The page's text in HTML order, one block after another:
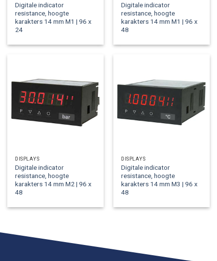
Digitale indicator
resistance, hoogte
karakters 14 mm M1 | 96 x
24
Digitale indicator
resistance, hoogte
karakters 14 mm M1 | 96 x
48
DISPLAYS
Digitale indicator
resistance, hoogte
karakters 14 mm M2 | 96 x
48
DISPLAYS
Digitale indicator
resistance, hoogte
karakters 14 mm M3 | 96 x
48